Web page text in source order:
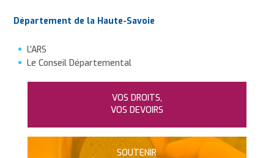
Département de la Haute-Savoie
L’ARS
Le Conseil Départemental
VOS DROITS,
VOS DEVOIRS
SOUTENIR